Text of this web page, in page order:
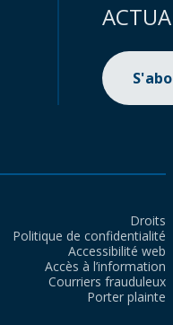
Droits
Politique de confidentialité
Accessibilité web
Accès à l’information
Courriers frauduleux
Porter plainte